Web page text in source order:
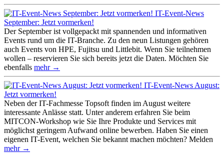
IT-Event-News
September: Jetzt vormerken!
Der September ist vollgepackt mit spannenden und informativen
Events rund um die IT-Branche. Zu den neun Listungen gehören
auch Events von HPE, Fujitsu und Littlebit. Wenn Sie teilnehmen
wollen – reservieren Sie sich bereits jetzt die Daten. Möchten Sie
ebenfalls mehr →
IT-Event-News August:
Jetzt vormerken!
Neben der IT-Fachmesse Topsoft finden im August weitere
interessante Anlässe statt. Unter anderem erfahren Sie beim
MITCON-Workshop wie Sie Ihre Produkte und Services mit
möglichst geringem Aufwand online bewerben. Haben Sie einen
eigenen IT-Event, welchen Sie bekannt machen möchten? Melden
mehr →